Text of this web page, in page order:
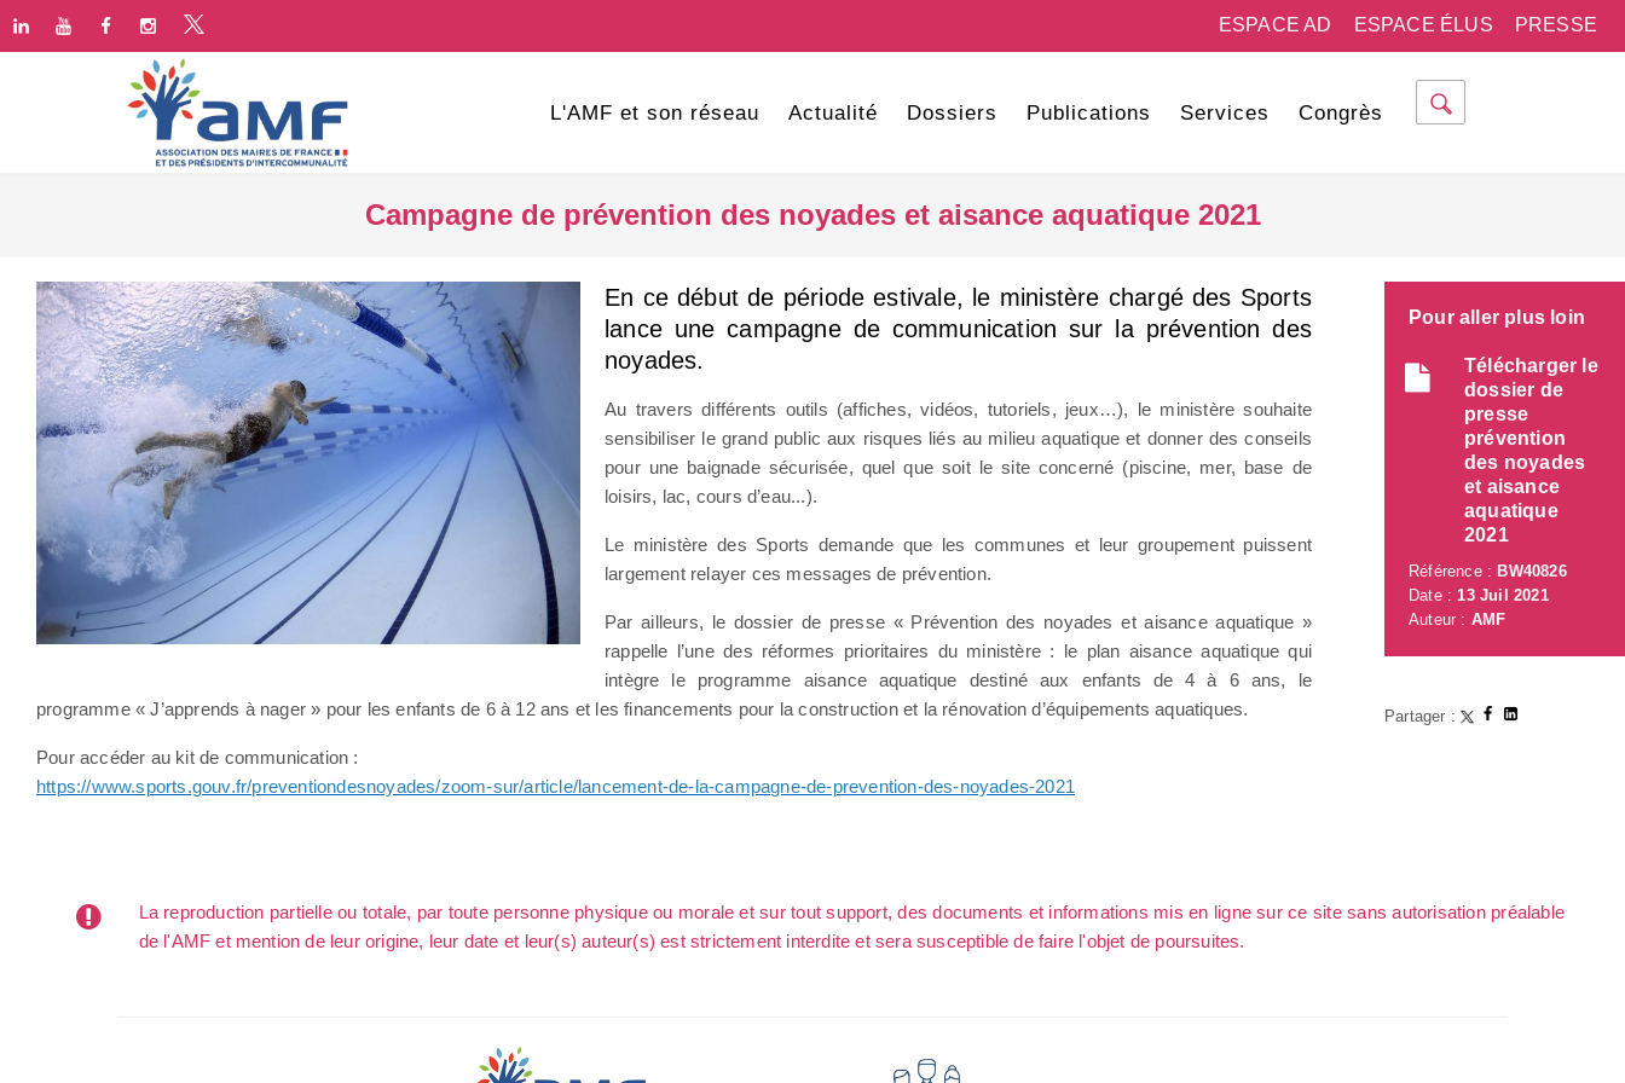
PRESSE
ESPACE ÉLUS
ESPACE AD
L'AMF et son réseau Actualité Dossiers Publications Services Congrès
Campagne de prévention des noyades et aisance aquatique 2021
En ce début de période estivale, le ministère chargé des Sports
lance une campagne de communication sur la prévention des
noyades.
Au travers différents outils (affiches, vidéos, tutoriels, jeux…), le ministère souhaite
sensibiliser le grand public aux risques liés au milieu aquatique et donner des conseils
pour une baignade sécurisée, quel que soit le site concerné (piscine, mer, base de
loisirs, lac, cours d’eau...).
Le ministère des Sports demande que les communes et leur groupement puissent
largement relayer ces messages de prévention.
Par ailleurs, le dossier de presse « Prévention des noyades et aisance aquatique »
rappelle l’une des réformes prioritaires du ministère : le plan aisance aquatique qui
intègre le programme aisance aquatique destiné aux enfants de 4 à 6 ans, le
programme « J’apprends à nager » pour les enfants de 6 à 12 ans et les financements pour la construction et la rénovation d’équipements aquatiques.
Pour accéder au kit de communication :
https://www.sports.gouv.fr/preventiondesnoyades/zoom-sur/article/lancement-de-la-campagne-de-prevention-des-noyades-2021
Pour aller plus loin
Télécharger le
dossier de
presse
prévention
des noyades
et aisance
aquatique
2021
Référence : BW40826
Date :13 Juil 2021
Auteur : AMF
Partager :
La reproduction partielle ou totale, par toute personne physique ou morale et sur tout support, des documents et informations mis en ligne sur ce site sans autorisation préalable
de l'AMF et mention de leur origine, leur date et leur(s) auteur(s) est strictement interdite et sera susceptible de faire l'objet de poursuites.